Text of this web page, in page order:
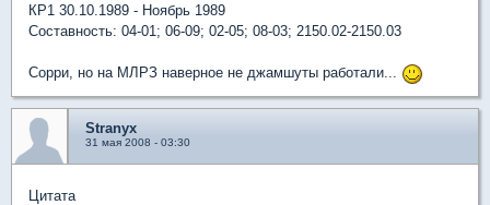
КР1 30.10.1989 - Ноябрь 1989
Составность: 04-01; 06-09; 02-05; 08-03; 2150.02-2150.03
Сорри, но на МЛРЗ наверное не джамшуты работали...
Stranyx
31 мая 2008 - 03:30
Цитата